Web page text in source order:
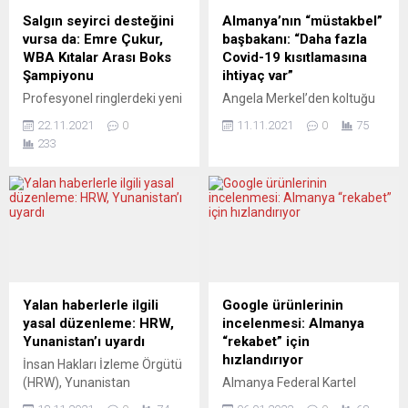
hayatını kaybetti. İsviçre’de
salgının başından bu yana
virüs bulaşan kişi sayısı...
Demokrat Haber Hollanda
haber sitesinde Avukat
Cemre Dirik kısa bir döküm
verdi. Burada, insanlarımızı
çıkmazdan kurtarabilecek
bir çözüm noktası...
Salgın seyirci desteğini
vursa da: Emre Çukur,
WBA Kıtalar Arası Boks
Şampiyonu
Profesyonel ringlerdeki yeni
Emre Çukur, Münih’te çıktığı
Dünya Kıtalar Arası
rakibi Fransız Matteo
Hache’yi ezip geçti. Eski
tarafından Almanya’nın
Münih, kentinde düzenlenen
dev boks galasında kıran
kırana maçlar gerçekleşti.
Dokuz sporcusunun kadıldığı
galada...
22.11.2021
0
233
Almanya’nın “müstakbel”
başbakanı: “Daha fazla
Covid-19 kısıtlamasına
ihtiyaç var”
Angela Merkel’den koltuğu
müzakerelerini sürdüren
Almanya’nın rekor sayıda
koronavirüs vakasıyla
ayın başlarında Şansölye
Angela Merkel’in yerini
almayı hedefleyen Olaf
Scholz, artan vaka sayıları
nedeniyle koronavirüse
karşı...
11.11.2021 0 75
Yalan haberlerle ilgili
yasal düzenleme: HRW,
Yunanistan’ı uyardı
İnsan Hakları İzleme Örgütü
(HRW), Yunanistan
Google ürünlerinin
incelenmesi: Almanya
“rekabet” için
hızlandırıyor
Almanya Federal Kartel